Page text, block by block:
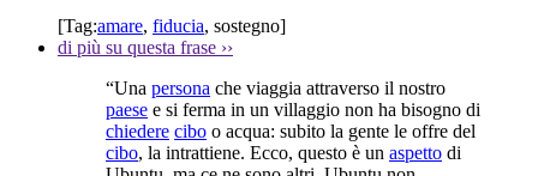
[Tag:amare, fiducia, sostegno]
di più su questa frase ››
“Una persona che viaggia attraverso il nostro
paese e si ferma in un villaggio non ha bisogno di
chiedere cibo o acqua: subito la gente le offre del
cibo, la intrattiene. Ecco, questo è un aspetto di